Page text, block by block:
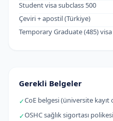
Student visa subclass 500
Çeviri + apostil (Türkiye)
Temporary Graduate (485) visa
Gerekli Belgeler
✓CoE belgesi (üniversite kayıt
✓OSHC sağlık sigortası